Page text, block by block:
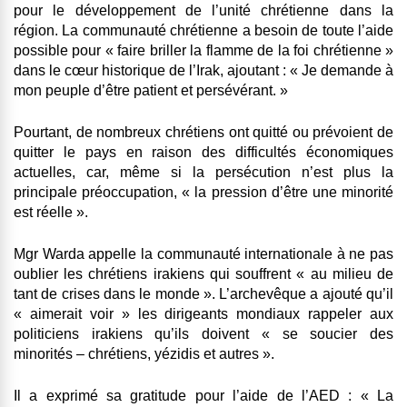
pour le développement de l’unité chrétienne dans la
région. La communauté chrétienne a besoin de toute l’aide
possible pour « faire briller la flamme de la foi chrétienne »
dans le cœur historique de l’Irak, ajoutant : « Je demande à
mon peuple d’être patient et persévérant. »
Pourtant, de nombreux chrétiens ont quitté ou prévoient de
quitter le pays en raison des difficultés économiques
actuelles, car, même si la persécution n’est plus la
principale préoccupation, « la pression d’être une minorité
est réelle ».
Mgr Warda appelle la communauté internationale à ne pas
oublier les chrétiens irakiens qui souffrent « au milieu de
tant de crises dans le monde ». L’archevêque a ajouté qu’il
« aimerait voir » les dirigeants mondiaux rappeler aux
politiciens irakiens qu’ils doivent « se soucier des
minorités – chrétiens, yézidis et autres ».
Il a exprimé sa gratitude pour l’aide de l’AED : « La